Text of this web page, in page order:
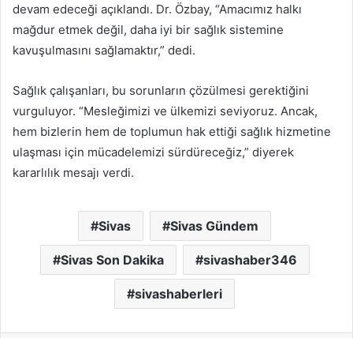
devam edeceği açıklandı. Dr. Özbay, “Amacımız halkı
mağdur etmek değil, daha iyi bir sağlık sistemine
kavuşulmasını sağlamaktır,” dedi.
Sağlık çalışanları, bu sorunların çözülmesi gerektiğini
vurguluyor. “Mesleğimizi ve ülkemizi seviyoruz. Ancak,
hem bizlerin hem de toplumun hak ettiği sağlık hizmetine
ulaşması için mücadelemizi sürdüreceğiz,” diyerek
kararlılık mesajı verdi.
Sivas Sivas Gündem
Sivas Son Dakika sivashaber346
sivashaberleri